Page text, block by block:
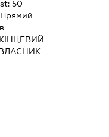
50
Прямий
КІНЦЕВИЙ